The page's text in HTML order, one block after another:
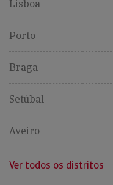
Lisboa
Porto
Braga
Setúbal
Aveiro
Ver todos os distritos